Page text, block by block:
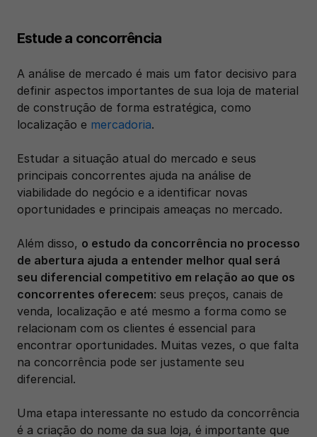
Estude a concorrência
A análise de mercado é mais um fator decisivo para
definir aspectos importantes de sua loja de material
de construção de forma estratégica, como
localização e mercadoria.
Estudar a situação atual do mercado e seus
principais concorrentes ajuda na análise de
viabilidade do negócio e a identificar novas
oportunidades e principais ameaças no mercado.
Além disso, o estudo da concorrência no processo
de abertura ajuda a entender melhor qual será
seu diferencial competitivo em relação ao que os
concorrentes oferecem: seus preços, canais de
venda, localização e até mesmo a forma como se
relacionam com os clientes é essencial para
encontrar oportunidades. Muitas vezes, o que falta
na concorrência pode ser justamente seu
diferencial.
Uma etapa interessante no estudo da concorrência
é a criação do nome da sua loja, é importante que